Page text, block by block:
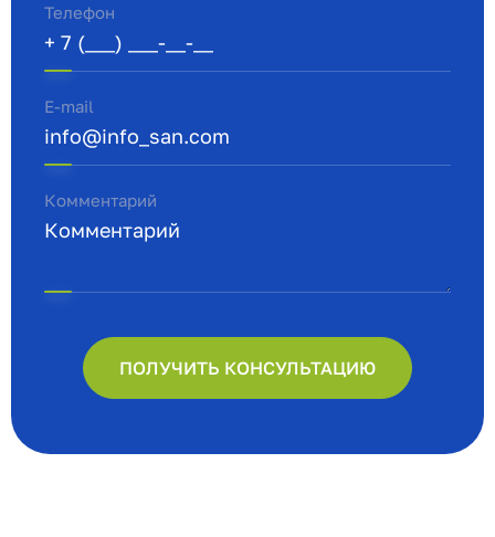
Телефон
E-mail
Комментарий
ПОЛУЧИТЬ КОНСУЛЬТАЦИЮ